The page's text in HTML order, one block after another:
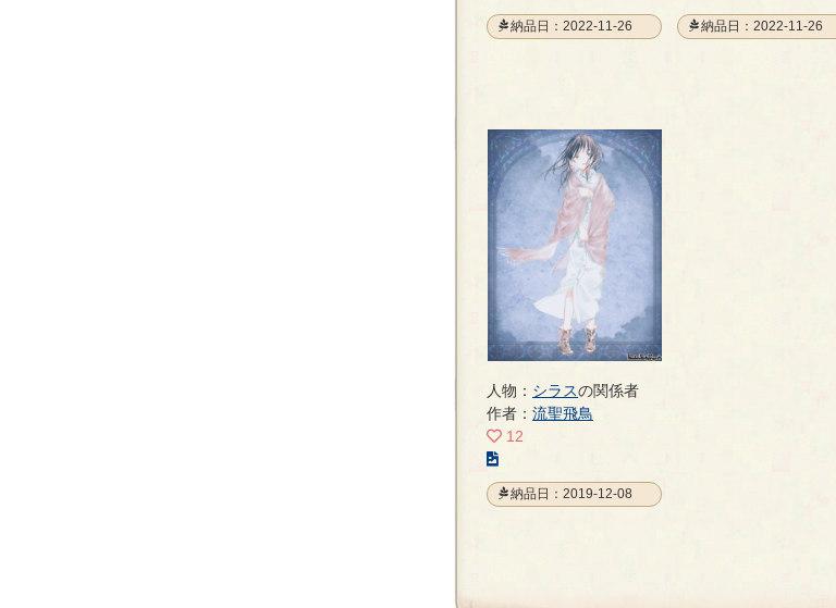
の
イ
の
ペ
ー
納品日：2022-11-26
の
イ
納品日：2022-11-26
人物： シラスの関係者
作者： 流聖飛鳥
12
の
イ
納品日：2019-12-08